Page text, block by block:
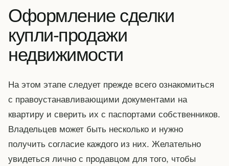
Оформление сделки
купли-продажи
недвижимости
На этом этапе следует прежде всего ознакомиться
с правоустанавливающими документами на
квартиру и сверить их с паспортами собственников.
Владельцев может быть несколько и нужно
получить согласие каждого из них. Желательно
увидеться лично с продавцом для того, чтобы